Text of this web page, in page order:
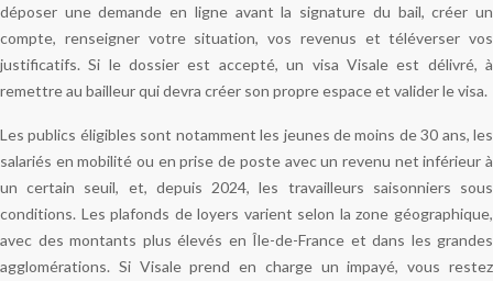
déposer une demande en ligne avant la signature du bail, créer un
compte, renseigner votre situation, vos revenus et téléverser vos
justificatifs. Si le dossier est accepté, un visa Visale est délivré, à
remettre au bailleur qui devra créer son propre espace et valider le visa.
Les publics éligibles sont notamment les jeunes de moins de 30 ans, les
salariés en mobilité ou en prise de poste avec un revenu net inférieur à
un certain seuil, et, depuis 2024, les travailleurs saisonniers sous
conditions. Les plafonds de loyers varient selon la zone géographique,
avec des montants plus élevés en Île-de-France et dans les grandes
agglomérations. Si Visale prend en charge un impayé, vous restez